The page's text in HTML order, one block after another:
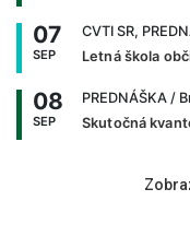
07
SEP
CVTI SR,
Letná škola
08
SEP
PREDNÁŠKA /
Skutočná